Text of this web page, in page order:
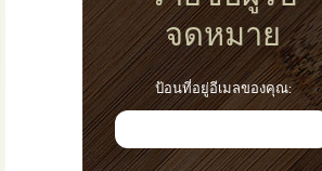
จดหมาย
ป้อนที่อยู่อีเมลของคุณ: